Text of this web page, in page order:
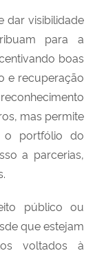
dar visibilidade
para a
boas
e recuperação
mas permite
o portfólio do
a parcerias,
público ou
que estejam
voltados à